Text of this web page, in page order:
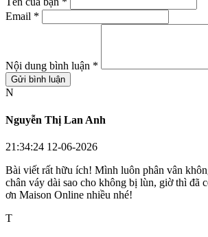
Bí quyết phối đồ áo blazer nữ chuẩn
20/07/2026
Bình luận
Tên của bạn *
Email *